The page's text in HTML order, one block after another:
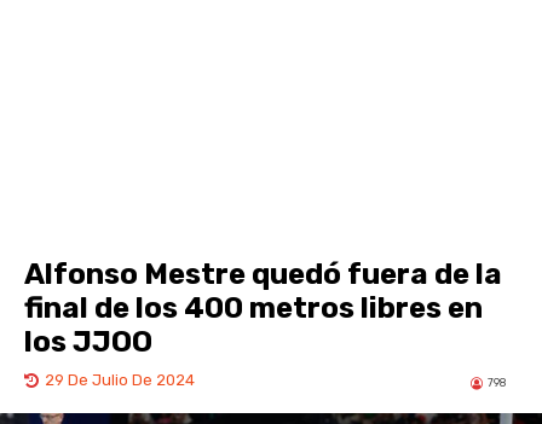
Alfonso Mestre quedó fuera de la
final de los 400 metros libres en
los JJOO
29 De Julio De 2024 798